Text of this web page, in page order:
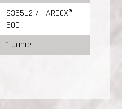
S355J2 / HARDOX®
500
1 Jahre